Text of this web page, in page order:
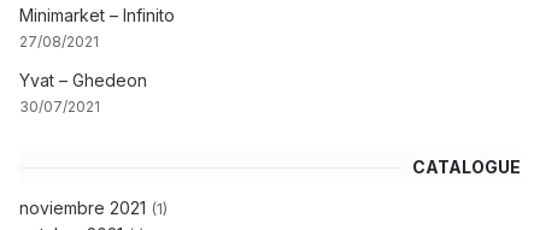
Minimarket – Infinito
27/08/2021
Yvat – Ghedeon
30/07/2021
CATALOGUE
noviembre 2021 (1)